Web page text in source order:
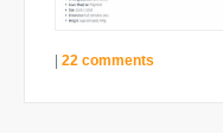
| 22 comments